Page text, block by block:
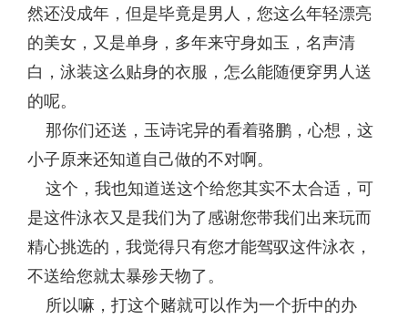
然还没成年，但是毕竟是男人，您这么年轻漂亮
的美女，又是单身，多年来守身如玉，名声清
白，泳装这么贴身的衣服，怎么能随便穿男人送
的呢。
那你们还送，玉诗诧异的看着骆鹏，心想，这
小子原来还知道自己做的不对啊。
这个，我也知道送这个给您其实不太合适，可
是这件泳衣又是我们为了感谢您带我们出来玩而
精心挑选的，我觉得只有您才能驾驭这件泳衣，
不送给您就太暴殄天物了。
所以嘛，打这个赌就可以作为一个折中的办